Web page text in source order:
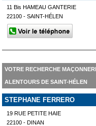
11 Bis HAMEAU GANTERIE
22100 - SAINT-HÉLEN
VOTRE RECHERCHE
ALENTOURS DE SAINT-HÉLEN
STEPHANE FERRERO
19 RUE PETITE HAIE
22100 - DINAN